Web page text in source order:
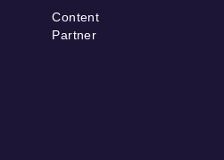
Content
Partner